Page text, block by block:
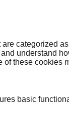
categorized
understand
these cookies
basic